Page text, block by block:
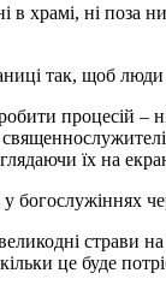
в храмі, ні
так, щоб
процесій –
їх на
богослужіннях
страви
це буде